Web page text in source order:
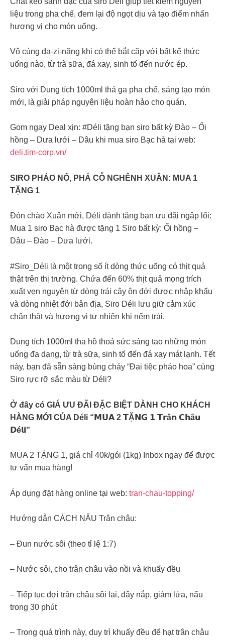
liệu trong pha chế, đem lại độ ngọt dịu và tạo điểm nhấn
hương vị cho món uống.
Vô cùng đa-zi-năng khi có thể bắt cặp với bất kể thức
uống nào, từ trà sữa, đá xay, sinh tố đến nước ép.
Siro với Dung tích 1000ml thả ga pha chế, sáng tạo món
mới, là giải pháp nguyên liệu hoàn hảo cho quán.
Gom ngay Deal xịn: #Déli tặng bạn siro bất kỳ Đào – Ổi
hồng – Dưa lưới – Dâu khi mua siro Bạc hà tại web:
deli.tim-corp.vn/
SIRO PHÁO NỔ, PHÁ CỖ NGHÊNH XUÂN: MUA 1
TẶNG 1
Đón chào Xuân mới, Déli dành tặng bạn ưu đãi ngập lối:
Mua 1 siro Bạc hà được tặng 1 Siro bất kỳ: Ổi hồng –
Dâu – Đào – Dưa lưới.
#Siro_Déli là một trong số ít dòng thức uống có thịt quả
thật trên thị trường. Chứa đến 60% thịt quả mọng trích
xuất vẹn nguyên từ dòng trái cây ôn đới được nhập khẩu
và dòng nhiệt đới bản địa, Siro Déli lưu giữ cảm xúc
chân thật và hương vị tự nhiên khi nếm trải.
Dung tích 1000ml tha hồ thoả sức sáng tạo những món
uống đa dạng, từ trà sữa, sinh tố đến đá xay mát lạnh. Tết
này, bạn đã sẵn sàng bùng cháy “Đại tiệc pháo hoa” cùng
Siro rực rỡ sắc màu từ Déli?
Ở đây có GIÁ ƯU ĐÃI ĐẶC BIỆT DÀNH CHO KHÁCH
HÀNG MỚI CỦA Déli “𝗠𝗨𝗔 2 𝗧Ặ𝗡𝗚 𝟭 𝗧𝗿â𝗻 𝗖𝗵â𝘂
𝗗é𝗹𝗶”
MUA 2 TẶNG 1, giá chỉ 40k/gói (1kg) Inbox ngay để được
tư vấn mua hàng!
Áp dụng đặt hàng online tại web: tran-chau-topping/
Hướng dẫn CÁCH NẤU Trân châu:
– Đun nước sôi (theo tỉ lệ 1:7)
– Nước sôi, cho trân châu vào nồi và khuấy đều
– Tiếp tục đợi trân châu sôi lại, đậy nắp, giảm lửa, nấu
trong 30 phút
– Trong quá trình này, duy trì khuấy đều để hạt trân châu